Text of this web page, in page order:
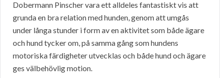
Dobermann Pinscher vara ett alldeles fantastiskt vis att
grunda en bra relation med hunden, genom att umgås
under långa stunder i form av en aktivitet som både ägare
och hund tycker om, på samma gång som hundens
motoriska färdigheter utvecklas och både hund och ägare
ges välbehövlig motion.